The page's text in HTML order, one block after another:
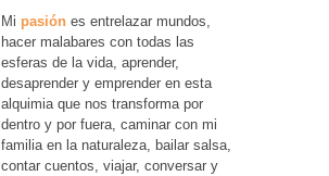
Mi pasión es entrelazar mundos,
hacer malabares con todas las
esferas de la vida, aprender,
desaprender y emprender en esta
alquimia que nos transforma por
dentro y por fuera, caminar con mi
familia en la naturaleza, bailar salsa,
contar cuentos, viajar, conversar y